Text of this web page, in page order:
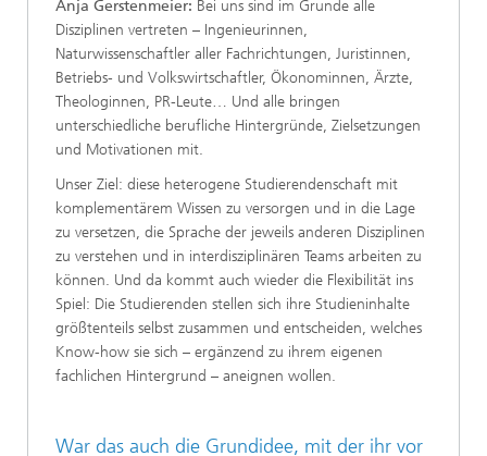
Anja Gerstenmeier: Bei uns sind im Grunde alle
Disziplinen vertreten – Ingenieurinnen,
Naturwissenschaftler aller Fachrichtungen, Juristinnen,
Betriebs- und Volkswirtschaftler, Ökonominnen, Ärzte,
Theologinnen, PR-Leute… Und alle bringen
unterschiedliche berufliche Hintergründe, Zielsetzungen
und Motivationen mit.
Unser Ziel: diese heterogene Studierendenschaft mit
komplementärem Wissen zu versorgen und in die Lage
zu versetzen, die Sprache der jeweils anderen Disziplinen
zu verstehen und in interdisziplinären Teams arbeiten zu
können. Und da kommt auch wieder die Flexibilität ins
Spiel: Die Studierenden stellen sich ihre Studieninhalte
größtenteils selbst zusammen und entscheiden, welches
Know-how sie sich – ergänzend zu ihrem eigenen
fachlichen Hintergrund – aneignen wollen.
War das auch die Grundidee, mit der ihr vor